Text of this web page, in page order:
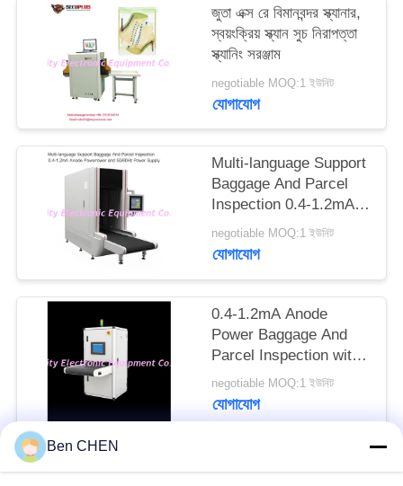
PRIVACY
POLICY
জুতা এক্স রে বিমানবন্দর স্ক্যানার,
স্বয়ংক্রিয় স্ক্যান সুচ নিরাপত্তা
স্ক্যানিং সরঞ্জাম
negotiable MOQ:1 ইউনিট
যোগাযোগ
Multi-language Support
Baggage And Parcel
Inspection 0.4-1.2mA
Anode Power and
50/60Hz Power Supply
negotiable MOQ:1 ইউনিট
যোগাযোগ
0.4-1.2mA Anode
Power Baggage And
Parcel Inspection with
Multi-language
Software Interface and
negotiable MOQ:1 ইউনিট
যোগাযোগ
Ben CHEN